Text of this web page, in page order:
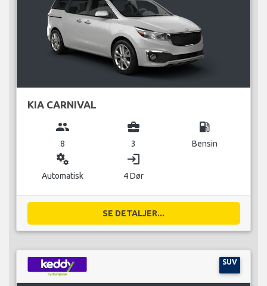
KIA CARNIVAL
group
8
business_center
3
local_gas_station
Bensin
miscellaneous_services
Automatisk
login
4 Dør
SE DETALJER...
SUV